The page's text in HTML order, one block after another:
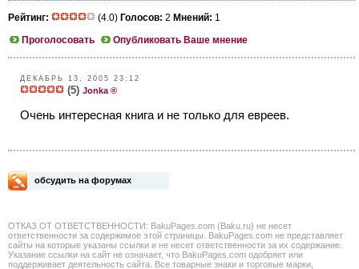
Рейтинг: (4.0) Голосов: 2 Мнений: 1
Проголосовать
Опубликовать Ваше мнение
ДЕКАБРЬ 13, 2005 23:12
(5) Jonka ®
Очень интересная книга и не только для евреев.
обсудить на форумах
ОТКАЗ ОТ ОТВЕТСТВЕННОСТИ: BakuPages.com (Baku.ru) не несет
ответственности за содержимое этой страницы. BakuPages.com не представляет
сайты на которые указаны ссылки и не несет ответственности за их содержание.
Указание ссылки на сайт не означает, что BakuPages.com одобряет или
поддерживает деятельность сайта. Все товарные знаки и торговые марки,